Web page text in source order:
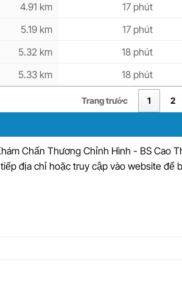
4.91 km 17 phút
5.19 km 17 phút
5.32 km 18 phút
5.33 km 18 phút
Trang trước 1 2
Chấn Thương Chỉnh Hình - BS Cao
địa chỉ hoặc truy cập vào website để